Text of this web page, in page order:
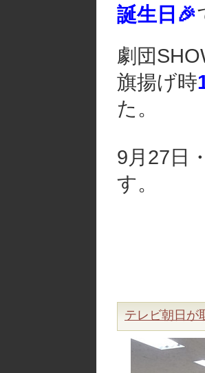
誕生日🎉
劇団
旗揚げ時
た。
9月27日
す。
テレビ朝日が